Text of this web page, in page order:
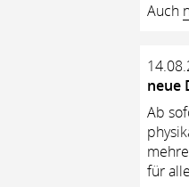
Auch
neue
Ab
für